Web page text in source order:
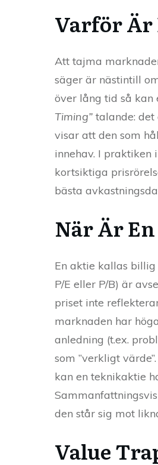
Varför Är
Att tajma
säger är nästintill
över lång tid så
Timing” talande:
visar att den som
innehav. I
kortsiktiga
bästa
När Är
En aktie kallas
P/E eller P/B) är
priset inte
marknaden har
anledning (t.ex.
som ”verkligt
kan en teknikaktie
den står sig mot
Value